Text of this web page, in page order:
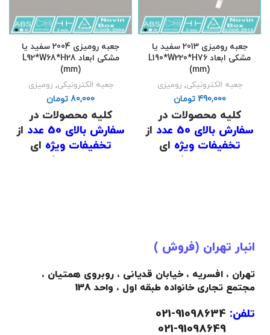
جعبه رومیزی 2013 سفید یا
مشکی ابعاد L190*W220*H76
(mm)
جعبه الکترونیکی, رومیزی
تومان
کلیه محصولات در
سفارش بالای 50 عدد
از
تخفیفات ویژه ای
برخوردار است که برای
.
.
جعبه رومیزی 2004 سفید یا
مشکی ابعاد L92*W68*H28
(mm)
جعبه الکترونیکی, رومیزی
تومان
کلیه محصولات در
سفارش بالای 50 عدد
از
تخفیفات ویژه ای
برخوردار است که برای
انبار تهران (فروش )
تهران ، افسریه ، خیابان قدیانی ، روبروی همتیان ،
مجتمع تجاری خانواده طبقه اول ، واحد 138
تلفن: